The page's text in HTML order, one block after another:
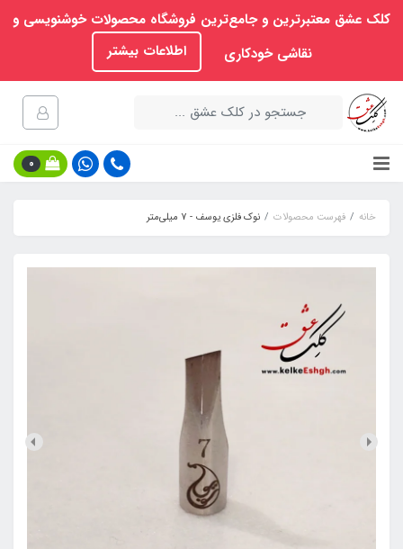
کلک عشق معتبرترین و جامع‌ترین فروشگاه محصولات خوشنویسی و
نقاشی خودکاری
اطلاعات بیشتر
0
خانه فهرست محصولات نوک فلزی یوسف - 7 میلی‌متر